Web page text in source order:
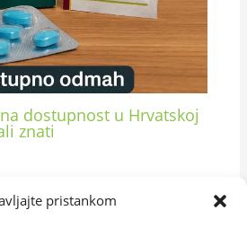
pristankom
dostupnost u Hrvatskoj
znati